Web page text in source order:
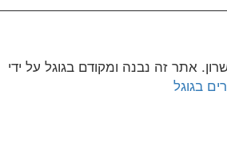
אתר זה נבנה ומקודם בגוגל על ידי
בגוגל